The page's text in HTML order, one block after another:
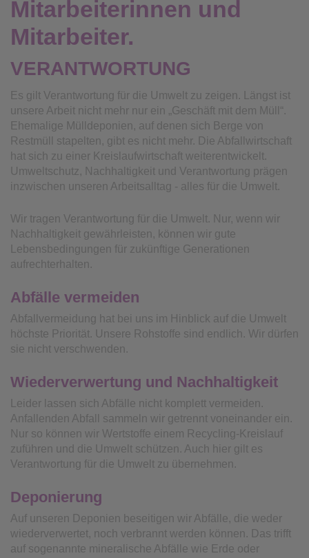
Mitarbeiterinnen und
Mitarbeiter.
VERANTWORTUNG
Es gilt Verantwortung für die Umwelt zu zeigen. Längst ist
unsere Arbeit nicht mehr nur ein „Geschäft mit dem Müll“.
Ehemalige Mülldeponien, auf denen sich Berge von
Restmüll stapelten, gibt es nicht mehr. Die Abfallwirtschaft
hat sich zu einer Kreislaufwirtschaft weiterentwickelt.
Umweltschutz, Nachhaltigkeit und Verantwortung prägen
inzwischen unseren Arbeitsalltag - alles für die Umwelt.
Wir tragen Verantwortung für die Umwelt. Nur, wenn wir
Nachhaltigkeit gewährleisten, können wir gute
Lebensbedingungen für zukünftige Generationen
aufrechterhalten.
Abfälle vermeiden
Abfallvermeidung hat bei uns im Hinblick auf die Umwelt
höchste Priorität. Unsere Rohstoffe sind endlich. Wir dürfen
sie nicht verschwenden.
Wiederverwertung und Nachhaltigkeit
Leider lassen sich Abfälle nicht komplett vermeiden.
Anfallenden Abfall sammeln wir getrennt voneinander ein.
Nur so können wir Wertstoffe einem Recycling-Kreislauf
zuführen und die Umwelt schützen. Auch hier gilt es
Verantwortung für die Umwelt zu übernehmen.
Deponierung
Auf unseren Deponien beseitigen wir Abfälle, die weder
wiederverwertet, noch verbrannt werden können. Das trifft
auf sogenannte mineralische Abfälle wie Erde oder